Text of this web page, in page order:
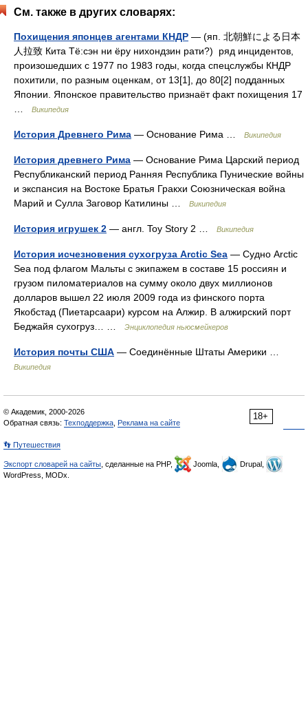
См. также в других словарях:
Похищения японцев агентами КНДР — (яп. 北朝鮮による日本
人拉致 Кита Тё:сэн ни ёру нихондзин рати?) ряд инцидентов,
произошедших с 1977 по 1983 годы, когда спецслужбы КНДР
похитили, по разным оценкам, от 13[1], до 80[2] подданных
Японии. Японское правительство признаёт факт похищения 17
Википедия
История Древнего Рима — Основание Рима … Википедия
История древнего Рима — Основание Рима Царский период
Республиканский период Ранняя Республика Пунические войны
и экспансия на Востоке Братья Гракхи Союзническая война
Марий и Сулла Заговор Катилины …
Википедия
История игрушек 2 — англ. Toy Story 2 … Википедия
История исчезновения сухогруза Arctic Sea — Судно Arctic
Sea под флагом Мальты с экипажем в составе 15 россиян и
грузом пиломатериалов на сумму около двух миллионов
долларов вышел 22 июля 2009 года из финского порта
Якобстад (Пиетарсаари) курсом на Алжир. В алжирский порт
Беджайя сухогруз… …
Энциклопедия ньюсмейкеров
История почты США — Соединённые Штаты Америки …
Википедия
18+
© Академик, 2000-2026
Обратная связь: Техподдержка Реклама на сайте
👣 Путешествия
Экспорт словарей на сайты , сделанные на PHP, Joomla,
Drupal,
WordPress, MODx.